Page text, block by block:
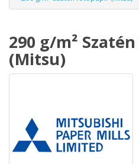
290 g/m²
(Mitsu)